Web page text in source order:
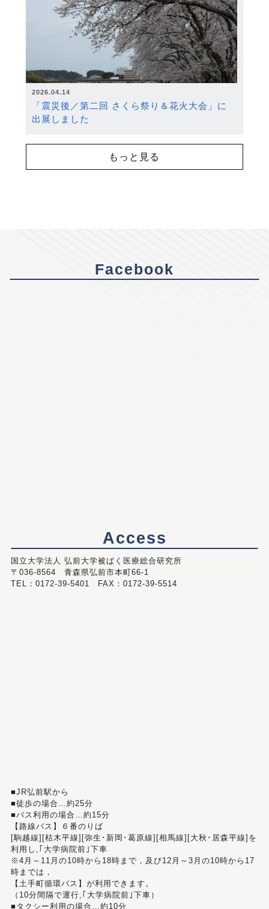
2026.04.14
「震災後／第二回 さくら祭り＆花火大会」に
出展しました
もっと見る
Facebook
Access
国立大学法人 弘前大学被ばく医療総合研究所
〒036-8564 青森県弘前市本町66-1
TEL：0172-39-5401 FAX：0172-39-5514
■JR弘前駅から
■徒歩の場合…約25分
■バス利用の場合…約15分
【路線バス】６番のりば
[駒越線][枯木平線][弥生･新岡･葛原線][相馬線][大秋･居森平線]を
利用し,｢大学病院前｣下車
※4月～11月の10時から18時まで，及び12月～3月の10時から17
時までは，
【土手町循環バス】が利用できます。
（10分間隔で運行,｢大学病院前｣下車）
■タクシー利用の場合…約10分